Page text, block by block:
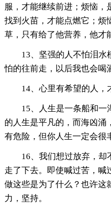
服，才能继续前进；烦恼，
找到火苗，才能点燃它；烦
草，只有给了他营养，他才
13、坚强的人不怕泪水
怕的往前走，以后我也会喝
14、心里有希望的人，
15、人生是一条船和
的人生是平凡的，而海凶涌
有危险，但你人生一定会很
16、我们想过放弃，却
走了下去。即使喊过苦，喊
做这些是为了什么？也许这
力，坚持。